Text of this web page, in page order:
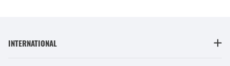
INTERNATIONAL